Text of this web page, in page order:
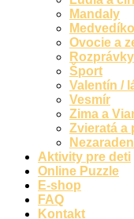
Rozprávky a rozprávkové
Valentín / láska
Zima a Vianoce
Zvieratá a príroda
Nezaradené
Mandaly
Ovocie a
Šport
Valentín /
Vesmír
Zima a
Zvieratá a
Aktivity pre deti
Online Puzzle
E-shop
FAQ
Kontakt